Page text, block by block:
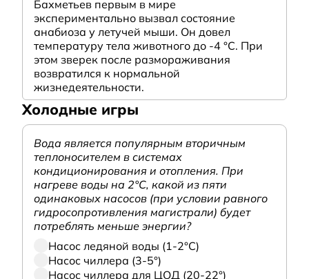
Бахметьев первым в мире
экспериментально вызвал состояние
анабиоза у летучей мыши. Он довел
температуру тела животного до -4 °C. При
этом зверек после размораживания
возвратился к нормальной
жизнедеятельности.
Холодные игры
Вода является популярным вторичным
теплоносителем в системах
кондиционирования и отопления. При
нагреве воды на 2°С, какой из пяти
одинаковых насосов (при условии равного
гидросопротивления магистрали) будет
потреблять меньше энергии?
Насос ледяной воды (1-2°С)
Насос чиллера (3-5°)
Насос чиллера для ЦОД (20-22°)